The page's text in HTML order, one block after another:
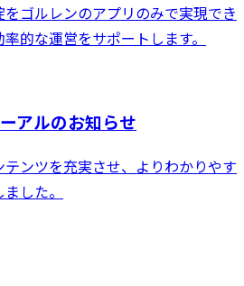
ゴルレンのアプリのみで実現でき
的な運営をサポートします。
アルのお知らせ
ンツを充実させ、よりわかりやす
した。